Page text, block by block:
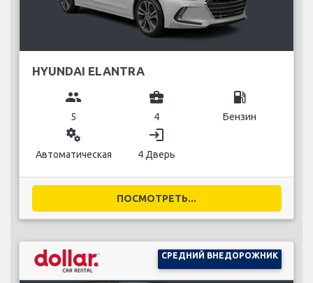
HYUNDAI ELANTRA
group
5
business_center
4
local_gas_station
Бензин
miscellaneous_services
Автоматическая
login
4 Дверь
ПОСМОТРЕТЬ...
СРЕДНИЙ ВНЕДОРОЖНИК